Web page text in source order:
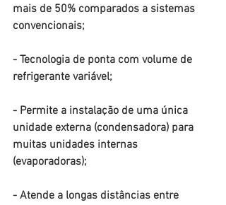
mais de 50% comparados a sistemas
convencionais;
- Tecnologia de ponta com volume de
refrigerante variável;
- Permite a instalação de uma única
unidade externa (condensadora) para
muitas unidades internas
(evaporadoras);
- Atende a longas distâncias entre